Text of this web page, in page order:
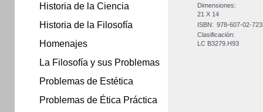
Dimensiones:
21 X 14
ISBN: 978-607-02-
Clasificación:
LC B3279.H93
Historia de la Ciencia
Historia de la Filosofía
Homenajes
La Filosofía y sus Problemas
Problemas de Estética
Problemas de Ética Práctica